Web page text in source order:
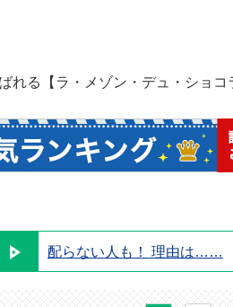
れる【ラ・メゾン・デュ・ショコ
配らない人も！ 理由は……